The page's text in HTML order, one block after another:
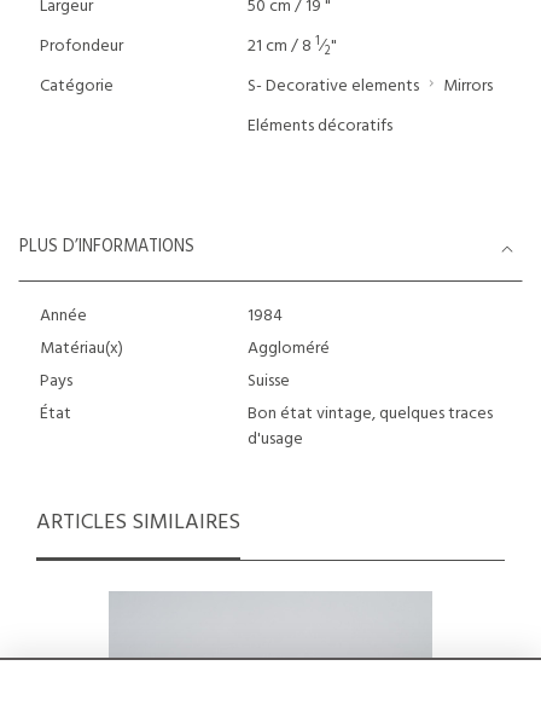
Largeur
50 cm / 19 "
Profondeur
21 cm / 8 1⁄2"
Catégorie
S- Decorative elements
Mirrors
Eléments décoratifs
PLUS D’INFORMATIONS
Année
1984
Matériau(x)
Aggloméré
Pays
Suisse
État
Bon état vintage, quelques traces
d'usage
ARTICLES SIMILAIRES